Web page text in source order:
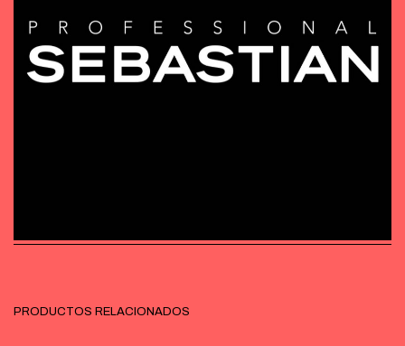
PRODUCTOS RELACIONADOS